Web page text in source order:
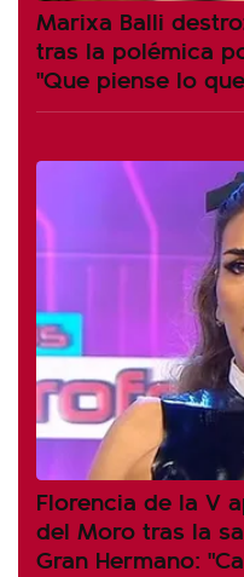
Marixa Balli
tras la polémica
"Que piense lo
Florencia de la V
del Moro tras la
Gran Hermano: